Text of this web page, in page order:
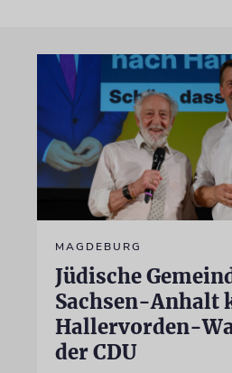
MAGDEBURG
Jüdische
Sachsen-Anhalt
Hallervorden-
der CDU